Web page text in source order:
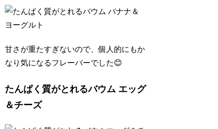
甘さが重たすぎないので、個人的にもか
なり気になるフレーバーでした😊
たんぱく質がとれるバウム エッグ
＆チーズ